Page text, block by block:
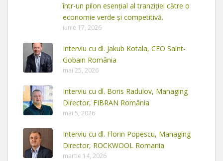
într-un pilon esențial al tranziției către o
economie verde și competitivă.
iunie 17, 2026
Interviu cu dl. Jakub Kotala, CEO Saint-
Gobain România
mai 25, 2026
Interviu cu dl. Boris Radulov, Managing
Director, FIBRAN România
mai 5, 2026
Interviu cu dl. Florin Popescu, Managing
Director, ROCKWOOL Romania
martie 14, 2026